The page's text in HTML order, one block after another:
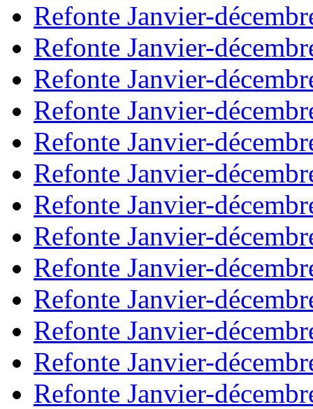
Refonte Janvier-
Refonte Janvier-
Refonte Janvier-
Refonte Janvier-
Refonte Janvier-
Refonte Janvier-
Refonte Janvier-
Refonte Janvier-
Refonte Janvier-
Refonte Janvier-
Refonte Janvier-
Refonte Janvier-
Refonte Janvier-